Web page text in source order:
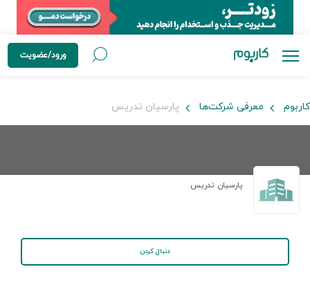
ورود/عضویت
کاربوم معرفی شرکت‌ها پارسیان تدریس
پارسیان تدریس
دنبال کردن